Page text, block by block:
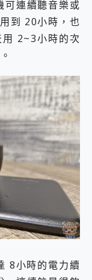
可連續聽音樂或
到 20小時，也
2~3小時的次
8小時的電力續